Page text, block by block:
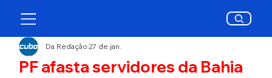
PF afasta servidores da Bahia
Da Redação27 de jan.